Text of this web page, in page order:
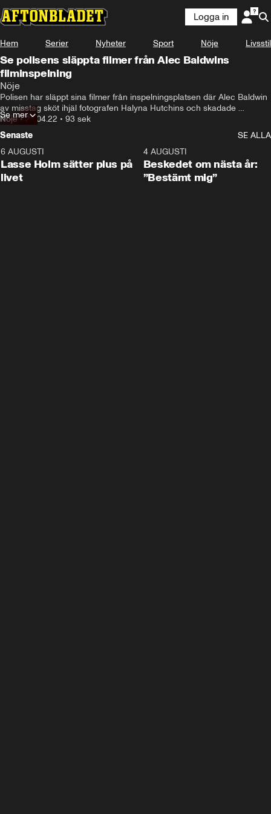
Logga in
Hem Serier Nyheter Sport Nöje Livsstil
Se polisens släppta filmer från Alec Baldwins
filminspelning
Nöje
Polisen har släppt sina filmer från inspelningsplatsen där Alec Baldwin
av misstag sköt ihjäl fotografen Halyna Hutchins och skadade
regissören Joel Souza.
Nöje•26.04.22 • 93 sek
Se mer
Senaste
SE ALLA
6 AUGUSTI
Lasse Holm sätter plus på
livet
4 AUGUSTI
Beskedet om nästa år:
”Bestämt mig”